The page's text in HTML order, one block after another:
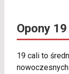
Opony
19 cali to